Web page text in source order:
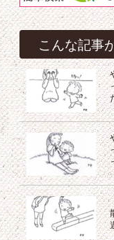
こんな記事